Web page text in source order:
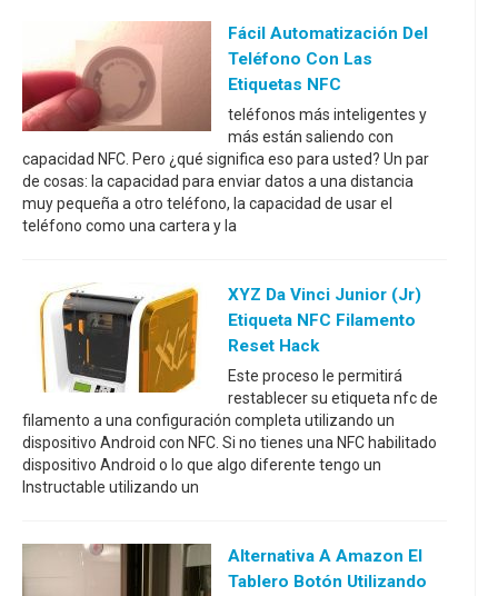
Fácil Automatización Del
Teléfono Con Las
Etiquetas NFC
teléfonos más inteligentes y
más están saliendo con
capacidad NFC. Pero ¿qué significa eso para usted? Un par
de cosas: la capacidad para enviar datos a una distancia
muy pequeña a otro teléfono, la capacidad de usar el
teléfono como una cartera y la
XYZ Da Vinci Junior (jr)
Etiqueta NFC Filamento
Reset Hack
Este proceso le permitirá
restablecer su etiqueta nfc de
filamento a una configuración completa utilizando un
dispositivo Android con NFC. Si no tienes una NFC habilitado
dispositivo Android o lo que algo diferente tengo un
Instructable utilizando un
Alternativa A Amazon El
Tablero Botón Utilizando